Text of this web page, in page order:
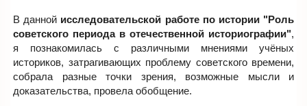
В данной исследовательской работе по истории "Роль
советского периода в отечественной историографии",
я познакомилась с различными мнениями учёных
историков, затрагивающих проблему советского времени,
собрала разные точки зрения, возможные мысли и
доказательства, провела обобщение.